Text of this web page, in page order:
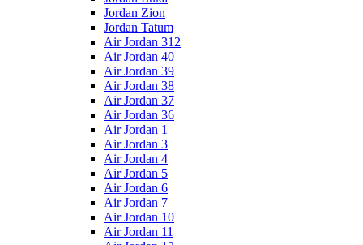
Jordan Zion
Jordan Tatum
Air Jordan 312
Air Jordan 40
Air Jordan 39
Air Jordan 38
Air Jordan 37
Air Jordan 36
Air Jordan 1
Air Jordan 3
Air Jordan 4
Air Jordan 5
Air Jordan 6
Air Jordan 7
Air Jordan 10
Air Jordan 11